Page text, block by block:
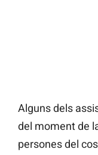
Alguns dels
del moment de
persones del